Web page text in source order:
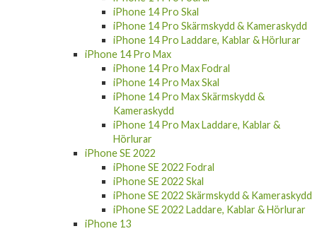
iPhone 14 Pro Skal
iPhone 14 Pro Skärmskydd & Kameraskydd
iPhone 14 Pro Laddare, Kablar & Hörlurar
iPhone 14 Pro Max
iPhone 14 Pro Max Fodral
iPhone 14 Pro Max Skal
iPhone 14 Pro Max Skärmskydd &
Kameraskydd
iPhone 14 Pro Max Laddare, Kablar &
Hörlurar
iPhone SE 2022
iPhone SE 2022 Fodral
iPhone SE 2022 Skal
iPhone SE 2022 Skärmskydd & Kameraskydd
iPhone SE 2022 Laddare, Kablar & Hörlurar
iPhone 13